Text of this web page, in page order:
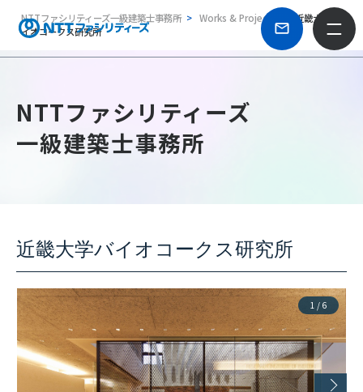
NTTファシリティーズ一級建築士事務所 Works & Projects
近畿大学バ
イオコークス研究所
NTTファシリティーズ
一級建築士事務所
近畿大学バイオコークス研究所
1 / 6